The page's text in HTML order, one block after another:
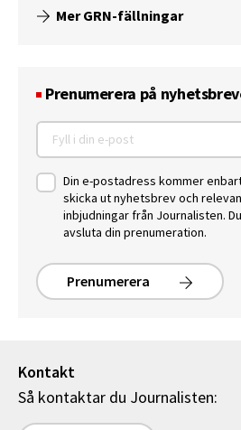
Mer GRN-fällningar
Prenumerera på
Din e-postadress kommer
skicka ut nyhetsbrev och
inbjudningar från Journalisten.
avsluta din prenumeration.
Prenumerera
Kontakt
Så kontaktar du Journalisten: